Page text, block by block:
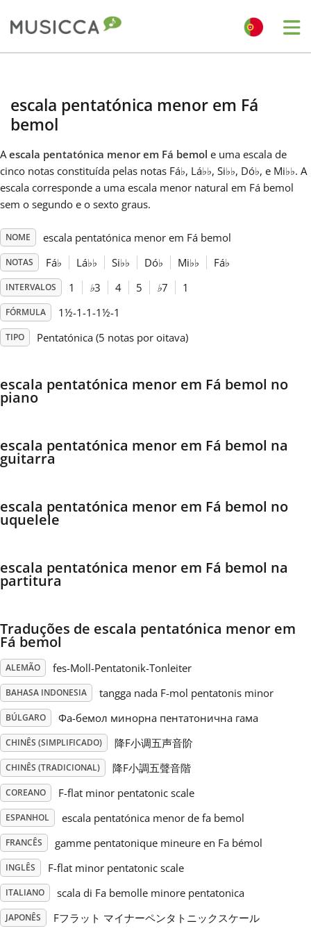
Български
Dansk
Deutsch
Español
Français
한국어
日本語
Русский
Svenska
Tiếng Việt
Українська
简体中文
繁體中文
escala pentatónica menor em Fá
bemol
Aescala pentatónica menor em Fá bemol e uma escala de
cinco notas constituída pelas notas Fá♭, Lá♭♭, Si♭♭, Dó♭, e Mi♭♭. A
escala corresponde a uma escala menor natural em Fá bemol
sem o segundo e o sexto graus.
NOME escala pentatónica menor em Fá bemol
NOTAS Fá♭ Lá♭♭ Si♭♭ Dó♭ Mi♭♭ Fá♭
INTERVALOS 1 ♭3 4 5 ♭7 1
FÓRMULA 1½-1-1-1½-1
TIPO Pentatónica (5 notas por oitava)
escala pentatónica menor em Fá bemol no
piano
escala pentatónica menor em Fá bemol na
guitarra
escala pentatónica menor em Fá bemol no
uquelele
escala pentatónica menor em Fá bemol na
partitura
Traduções de escala pentatónica menor em
Fá bemol
ALEMÃO fes-Moll-Pentatonik-Tonleiter
BAHASA INDONESIA tangga nada F-mol pentatonis minor
BÚLGARO Фа-бемол минорна пентатонична гама
CHINÊS (SIMPLIFICADO) 降F小调五声音阶
CHINÊS (TRADICIONAL) 降F小調五聲音階
COREANO F-flat minor pentatonic scale
ESPANHOL escala pentatónica menor de fa bemol
FRANCÊS gamme pentatonique mineure en Fa bémol
INGLÊS F-flat minor pentatonic scale
ITALIANO scala di Fa bemolle minore pentatonica
JAPONÊS Fフラット マイナーペンタトニックスケール